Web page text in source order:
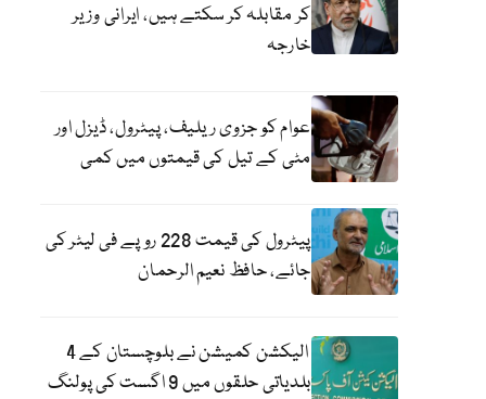
کر مقابلہ کر سکتے ہیں، ایرانی وزیر
خارجہ
عوام کو جزوی ریلیف، پیٹرول، ڈیزل اور
مٹی کے تیل کی قیمتوں میں کمی
پیٹرول کی قیمت 228 روپے فی لیٹر کی
جائے، حافظ نعیم الرحمان
الیکشن کمیشن نے بلوچستان کے 4
بلدیاتی حلقوں میں 9 اگست کی پولنگ